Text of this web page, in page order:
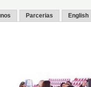
Parcerias English